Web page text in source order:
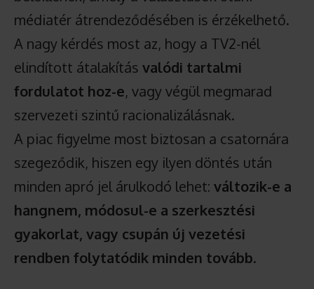
médiatér átrendeződésében is érzékelhető.
A nagy kérdés most az, hogy a TV2-nél
elindított átalakítás valódi tartalmi
fordulatot hoz-e, vagy végül megmarad
szervezeti szintű racionalizálásnak.
A piac figyelme most biztosan a csatornára
szegeződik, hiszen egy ilyen döntés után
minden apró jel árulkodó lehet: változik-e a
hangnem, módosul-e a szerkesztési
gyakorlat, vagy csupán új vezetési
rendben folytatódik minden tovább.